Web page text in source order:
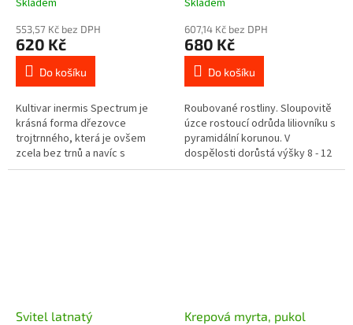
130 cm
Skladem
553,57 Kč bez DPH
620 Kč
Do košíku
Kultivar inermis Spectrum je
krásná forma dřezovce
trojtrnného, která je ovšem
zcela bez trnů a navíc s
nádherně zbarvenými listy,
Skladem
607,14 Kč bez DPH
680 Kč
Do košíku
Roubované rostliny. Sloupovitě
úzce rostoucí odrůda liliovníku s
pyramidální korunou. V
dospělosti dorůstá výšky 8 - 12
metrů a maximální šířky 3 metry.
Svitel latnatý
Krepová myrta, pukol